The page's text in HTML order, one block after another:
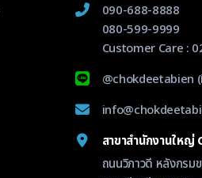
090-688-8888
080-599-9999
Customer Care :
@chokdeetabien
สาขาสำนักงานใหญ่
ถนนวิภาวดี หลังกรม